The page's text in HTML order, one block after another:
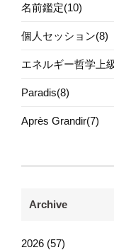
名前鑑定(10)
個人セッション(8)
エネルギー哲学上
Paradis(8)
Après Grandir(7)
Archive
2026 (57)